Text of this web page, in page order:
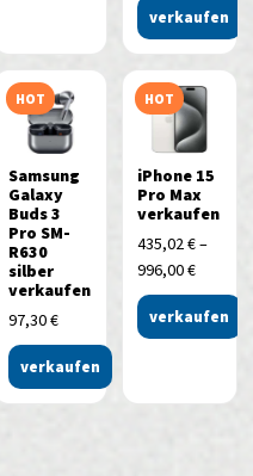
verkaufen
HOT
Samsung
Galaxy
Buds 3
Pro SM-
R630
silber
verkaufen
97,30€
verkaufen
HOT
iPhone 15
Pro Max
verkaufen
435,02€–
996,00€
verkaufen